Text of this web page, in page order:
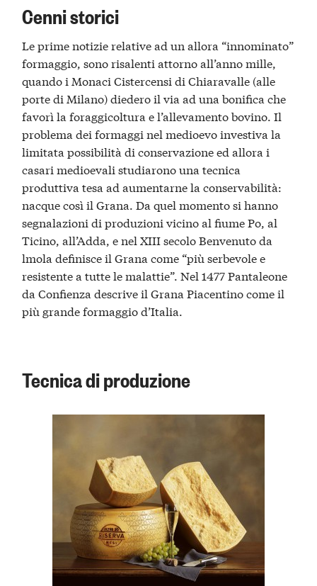
Cenni storici
Le prime notizie relative ad un allora “innominato”
formaggio, sono risalenti attorno all’anno mille,
quando i Monaci Cistercensi di Chiaravalle (alle
porte di Milano) diedero il via ad una bonifica che
favorì la foraggicoltura e l’allevamento bovino. Il
problema dei formaggi nel medioevo investiva la
limitata possibilità di conservazione ed allora i
casari medioevali studiarono una tecnica
produttiva tesa ad aumentarne la conservabilità:
nacque così il Grana. Da quel momento si hanno
segnalazioni di produzioni vicino al fiume Po, al
Ticino, all’Adda, e nel XIII secolo Benvenuto da
lmola definisce il Grana come “più serbevole e
resistente a tutte le malattie”. Nel 1477 Pantaleone
da Confienza descrive il Grana Piacentino come il
più grande formaggio d’Italia.
Tecnica di produzione